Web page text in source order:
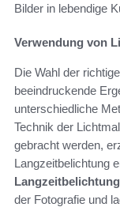
Bilder in lebendige
Verwendung von
Die Wahl der
beeindruckende
unterschiedliche
Technik der
gebracht werden,
Langzeitbelichtung
der Fotografie und